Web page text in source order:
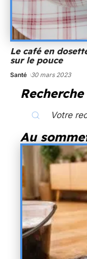
Le café en
sur le pouce
Santé 30 mars 2023
Recherche
Au